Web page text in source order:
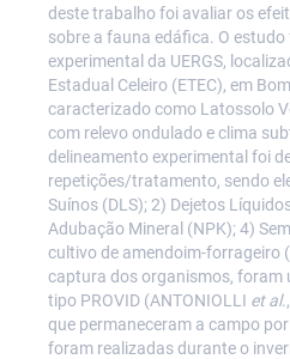
deste trabalho foi avaliar os
sobre a fauna edáfica. O
experimental da UERGS,
Estadual Celeiro (ETEC), em
caracterizado como Latossolo
com relevo ondulado e clima
delineamento experimental foi
repetições/tratamento, sendo
Suínos (DLS); 2) Dejetos
Adubação Mineral (NPK); 4)
cultivo de amendoim-forrageiro (
captura dos organismos, foram
tipo PROVID (ANTONIOLLI et al
que permaneceram a campo
foram realizadas durante o